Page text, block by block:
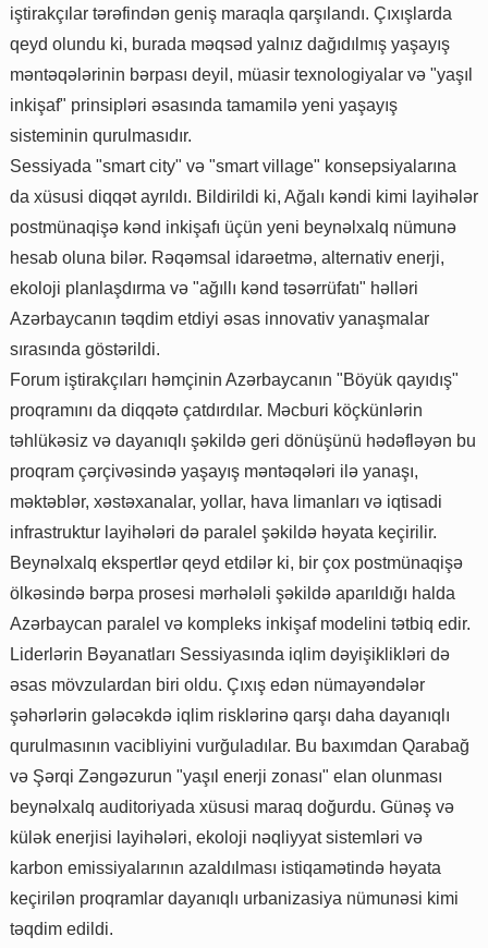
iştirakçılar tərəfindən geniş maraqla qarşılandı. Çıxışlarda
qeyd olundu ki, burada məqsəd yalnız dağıdılmış yaşayış
məntəqələrinin bərpası deyil, müasir texnologiyalar və "yaşıl
inkişaf" prinsipləri əsasında tamamilə yeni yaşayış
sisteminin qurulmasıdır.
Sessiyada "smart city" və "smart village" konsepsiyalarına
da xüsusi diqqət ayrıldı. Bildirildi ki, Ağalı kəndi kimi layihələr
postmünaqişə kənd inkişafı üçün yeni beynəlxalq nümunə
hesab oluna bilər. Rəqəmsal idarəetmə, alternativ enerji,
ekoloji planlaşdırma və "ağıllı kənd təsərrüfatı" həlləri
Azərbaycanın təqdim etdiyi əsas innovativ yanaşmalar
sırasında göstərildi.
Forum iştirakçıları həmçinin Azərbaycanın "Böyük qayıdış"
proqramını da diqqətə çatdırdılar. Məcburi köçkünlərin
təhlükəsiz və dayanıqlı şəkildə geri dönüşünü hədəfləyən bu
proqram çərçivəsində yaşayış məntəqələri ilə yanaşı,
məktəblər, xəstəxanalar, yollar, hava limanları və iqtisadi
infrastruktur layihələri də paralel şəkildə həyata keçirilir.
Beynəlxalq ekspertlər qeyd etdilər ki, bir çox postmünaqişə
ölkəsində bərpa prosesi mərhələli şəkildə aparıldığı halda
Azərbaycan paralel və kompleks inkişaf modelini tətbiq edir.
Liderlərin Bəyanatları Sessiyasında iqlim dəyişiklikləri də
əsas mövzulardan biri oldu. Çıxış edən nümayəndələr
şəhərlərin gələcəkdə iqlim risklərinə qarşı daha dayanıqlı
qurulmasının vacibliyini vurğuladılar. Bu baxımdan Qarabağ
və Şərqi Zəngəzurun "yaşıl enerji zonası" elan olunması
beynəlxalq auditoriyada xüsusi maraq doğurdu. Günəş və
külək enerjisi layihələri, ekoloji nəqliyyat sistemləri və
karbon emissiyalarının azaldılması istiqamətində həyata
keçirilən proqramlar dayanıqlı urbanizasiya nümunəsi kimi
təqdim edildi.